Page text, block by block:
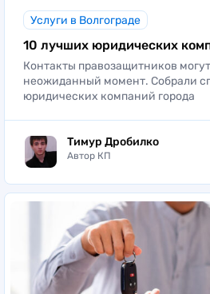
Услуги в Волгограде
10 лучших юридических
Контакты правозащитников
неожиданный момент. Собрали
юридических компаний города
Тимур Дробилко
Автор КП